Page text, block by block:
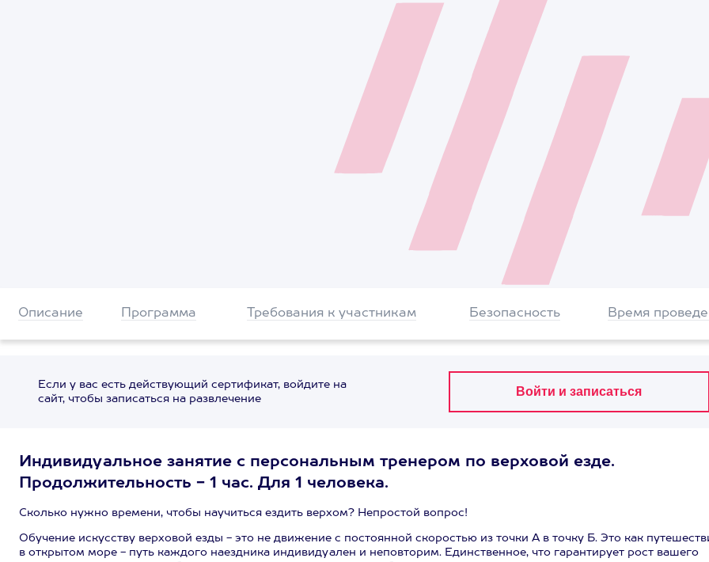
Описание Программа Требования к участникам Безопасность Время
Если у вас есть действующий сертификат, войдите на
сайт, чтобы записаться на развлечение
Индивидуальное занятие с персональным тренером по верховой езде.
Продолжительность - 1 час. Для 1 человека.
Сколько нужно времени, чтобы научиться ездить верхом? Непростой вопрос!
Обучение искусству верховой езды - это не движение с постоянной скоростью из точки А в точку Б. Это как
в открытом море - путь каждого наездника индивидуален и неповторим. Единственное, что гарантирует рост вашего